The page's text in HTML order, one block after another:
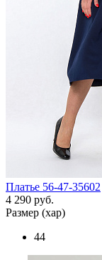
Платье 56-47-35602
4 290 руб.
Размер (хар)
44